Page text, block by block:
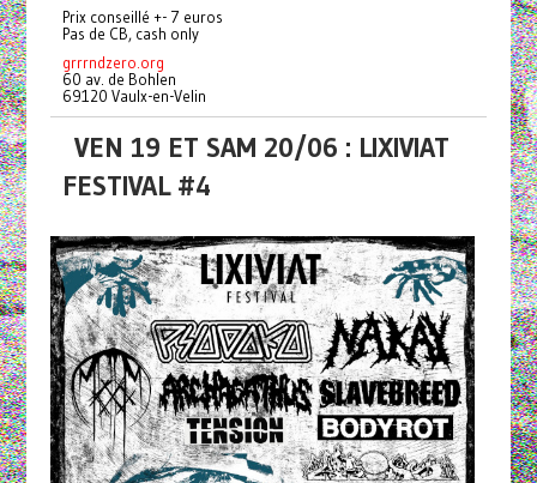
Prix conseillé +- 7 euros
Pas de CB, cash only
grrrndzero.org
60 av. de Bohlen
69120 Vaulx-en-Velin
VEN 19 ET SAM 20/06 : LIXIVIAT
FESTIVAL #4